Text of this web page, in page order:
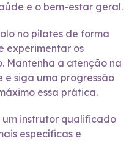
e o bem-estar geral.
no pilates de forma
experimentar os
Mantenha a atenção na
e siga uma progressão
essa prática.
um instrutor qualificado
específicas e